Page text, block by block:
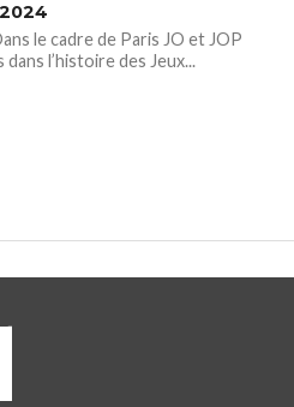
le cadre de Paris JO et JOP
l’histoire des Jeux...